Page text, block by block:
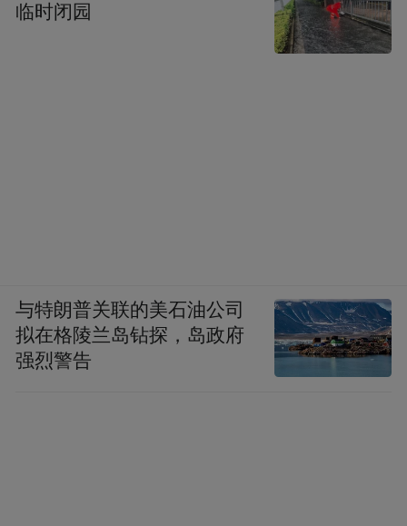
临时闭园
与特朗普关联的美石油公司
拟在格陵兰岛钻探，岛政府
强烈警告